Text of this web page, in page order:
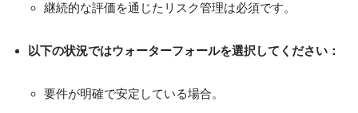
継続的な評価を通じたリスク管理は必須です。
以下の状況ではウォーターフォールを選択してください：
要件が明確で安定している場合。